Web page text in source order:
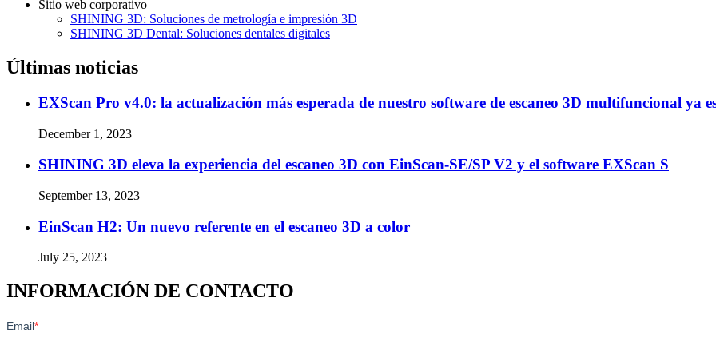
Sitio web corporativo
SHINING 3D: Soluciones de metrología e impresión 3D
SHINING 3D Dental: Soluciones dentales digitales
Últimas noticias
EXScan Pro v4.0: la actualización más esperada de nuestro software de escaneo 3D multifuncional ya
December 1, 2023
SHINING 3D eleva la experiencia del escaneo 3D con EinScan-SE/SP V2 y el software EXScan S
September 13, 2023
EinScan H2: Un nuevo referente en el escaneo 3D a color
July 25, 2023
INFORMACIÓN DE CONTACTO